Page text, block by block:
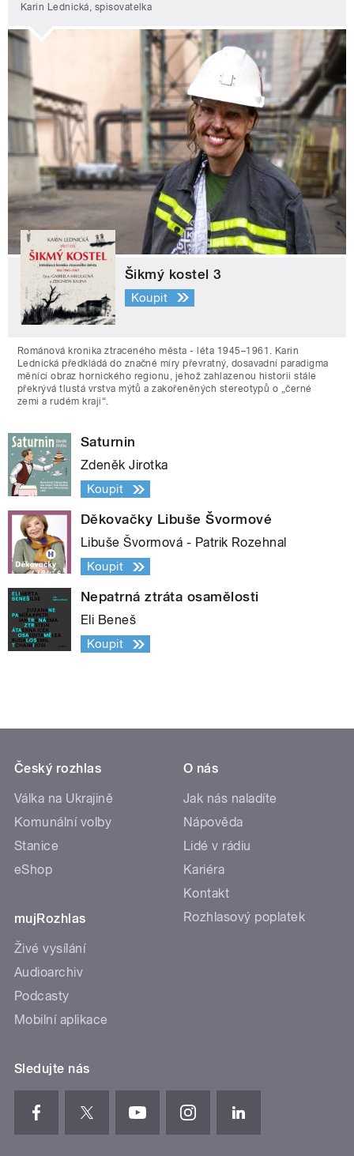
Karin Lednická, spisovatelka
Šikmý kostel 3
Koupit
Románová kronika ztraceného města - léta 1945–1961. Karin
Lednická předkládá do značné míry převratný, dosavadní paradigma
měnící obraz hornického regionu, jehož zahlazenou historii stále
překrývá tlustá vrstva mýtů a zakořeněných stereotypů o „černé
zemi a rudém kraji“.
Saturnin
Zdeněk Jirotka
Koupit
Děkovačky Libuše Švormové
Libuše Švormová - Patrik Rozehnal
Koupit
Nepatrná ztráta osamělosti
Eli Beneš
Koupit
Český rozhlas
Válka na Ukrajině
Komunální volby
Stanice
eShop
mujRozhlas
Živé vysílání
Audioarchiv
Podcasty
Mobilní aplikace
O nás
Jak nás naladíte
Nápověda
Lidé v rádiu
Kariéra
Kontakt
Rozhlasový poplatek
Sledujte nás